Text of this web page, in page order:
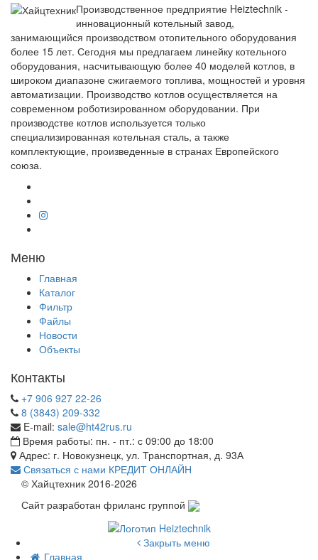
Производственное предприятие Heiztechnik -
инновационный котельный завод,
занимающийся производством отопительного оборудования
более 15 лет. Сегодня мы предлагаем линейку котельного
оборудования, насчитывающую более 40 моделей котлов, в
широком диапазоне сжигаемого топлива, мощностей и уровня
автоматизации. Производство котлов осуществляется на
современном роботизированном оборудовании. При
производстве котлов используется только
специализированная котельная сталь, а также
комплектующие, произведенные в странах Европейского
союза.
Меню
Главная
Каталог
Фильтр
Файлы
Новости
Объекты
Контакты
+7 906 927 22-26
8 (3843) 209-332
E-mail: sale@ht42rus.ru
Время работы: пн. - пт.: с 09:00 до 18:00
Адрес: г. Новокузнецк, ул. Транспортная, д. 93А
Связаться с нами КРЕДИТ ОНЛАЙН
© Хайцтехник 2016-2026
Сайт разработан фриланс группой
Закрыть меню
Главная